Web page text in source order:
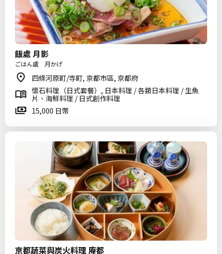
飯處 月影
ごはん處 月かげ
四條河原町/寺町, 京都市區, 京都府
懷石料理（日式套餐）, 日本料理 / 各類日本料理 / 生魚
片、海鮮料理 / 日式創作料理
15,000 日幣
京都蔬菜與炭火料理 庵都